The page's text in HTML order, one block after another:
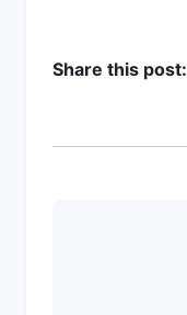
Share this post: